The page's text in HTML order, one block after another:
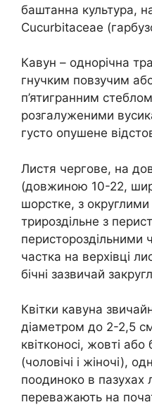
баштанна культура,
Cucurbitaceae
Кавун – однорічна
гнучким повзучим
п’ятигранним
розгалуженими
густо опушене
Листя чергове, на
(довжиною 10-22,
шорстке, з
трироздільне з
перистороздільними
частка на верхівці
бічні зазвичай
Квітки кавуна
діаметром до 2-2,5
квітконосі, жовті або
(чоловічі і жіночі),
поодиноко в пазухах
переважають на